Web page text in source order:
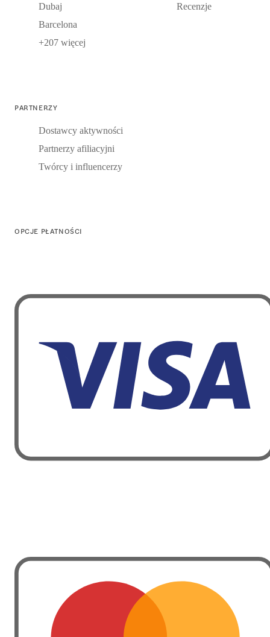
Dubaj
Barcelona
+207 więcej
Recenzje
PARTNERZY
Dostawcy aktywności
Partnerzy afiliacyjni
Twórcy i influencerzy
OPCJE PŁATNOŚCI